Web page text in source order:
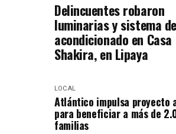
Delincuentes robaron
luminarias y sistema
acondicionado en Casa
Shakira, en Lipaya
LOCAL
Atlántico impulsa proyecto
para beneficiar a más de
familias